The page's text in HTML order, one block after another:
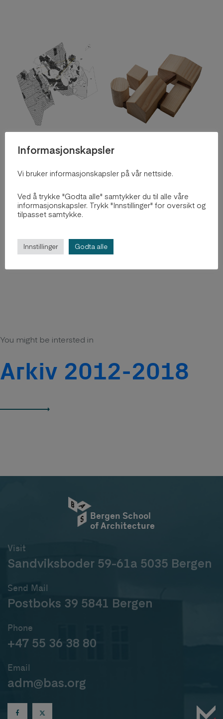
2023
Patchwork
Explore Project
You might be intersted in
Arkiv 2012-2018
Bergen School
of Architecture
Visit
Sandviksboder 59-61a 5035 Bergen
Send Mail
Postboks 39 5841 Bergen
Phone
+47 55 36 38 80
Email
adm@bas.org
Informasjonskapsler
Vi bruker informasjonskapsler på vår nettside.
Ved å trykke "Godta alle" samtykker du til alle våre
informasjonskapsler. Trykk "Innstillinger" for oversikt og
tilpasset samtykke.
Innstillinger Godta alle